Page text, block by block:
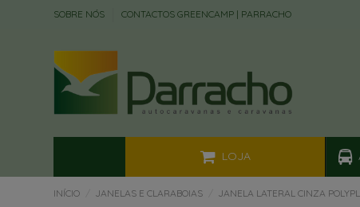
SOBRE NÓS CONTACTOS GREENCAMP | PARRACHO
LOJA
INÍCIO JANELAS E CLARABOIAS JANELA LATERAL CINZA